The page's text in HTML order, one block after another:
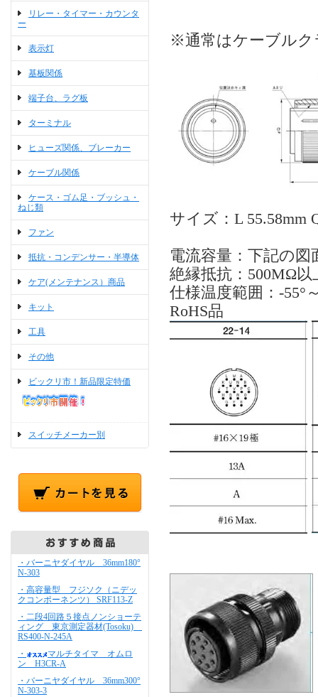
リレー・タイマー・カウンタ
ー
表示灯
基板関係
端子台、ラグ板
ターミナル
ヒューズ関係、ブレーカー
ケーブル関係
ケース・ゴム足・ブッシュ・
ねじ類
ファン
抵抗・コンデンサー・半導体
ケア(メンテナンス）商品
キット
工具
その他
ビックリ市！新品限定特価
スイッチメーカー別
・バーニヤダイヤル 36mm180°
N-303
・高容量型 フジソク（ニデッ
クコンポーネンツ） SRF113-Z
・二段4回路５接点ノンショーテ
ィング 東京測定器材(Tosoku)
RS400-N-245A
・
マルチタイマ オムロ
ン H3CR-A
・バーニヤダイヤル 36mm300°
N-303-3
※通常はケーブルク
サイズ：L 55.58mm
電流容量：下記の図
絶縁抵抗：500MΩ以
仕様温度範囲：-55°
RoHS品